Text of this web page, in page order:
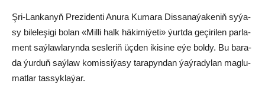
Şri-Lan­ka­nyň Pre­zi­den­ti Anu­ra Ku­ma­ra Dis­sa­na­ýa­ke­niň sy­ýa­
sy bi­le­le­şi­gi bo­lan «Mil­li halk hä­ki­mi­ýe­ti» ýurt­da ge­çi­ri­len par­la­
ment saý­law­la­ryn­da ses­le­riň üç­den iki­si­ne eýe bol­dy. Bu ba­ra­
da ýur­duň saý­law ko­mis­si­ýa­sy ta­ra­pyn­dan ýaý­ra­dy­lan mag­lu­
mat­lar tas­syk­la­ýar.